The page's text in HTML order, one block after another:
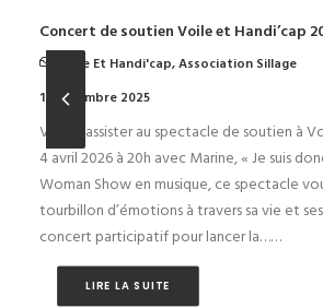
Concert de soutien Voile et Handi’cap
Voile Et Handi'cap,Association Sillage
11 décembre 2025
Venez assister au spectacle de soutien à
4 avril 2026 à 20h avec Marine, « Je suis
Woman Show en musique, ce spectacle
tourbillon d’émotions à travers sa vie et
concert participatif pour lancer la……
LIRE LA SUITE